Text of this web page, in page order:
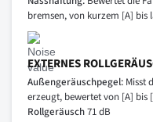
bremsen, von kurzem [A] bis
EXTERNES
Außengeräuschpegel: Misst
erzeugt, bewertet von [A] bis
Rollgeräusch71 dB